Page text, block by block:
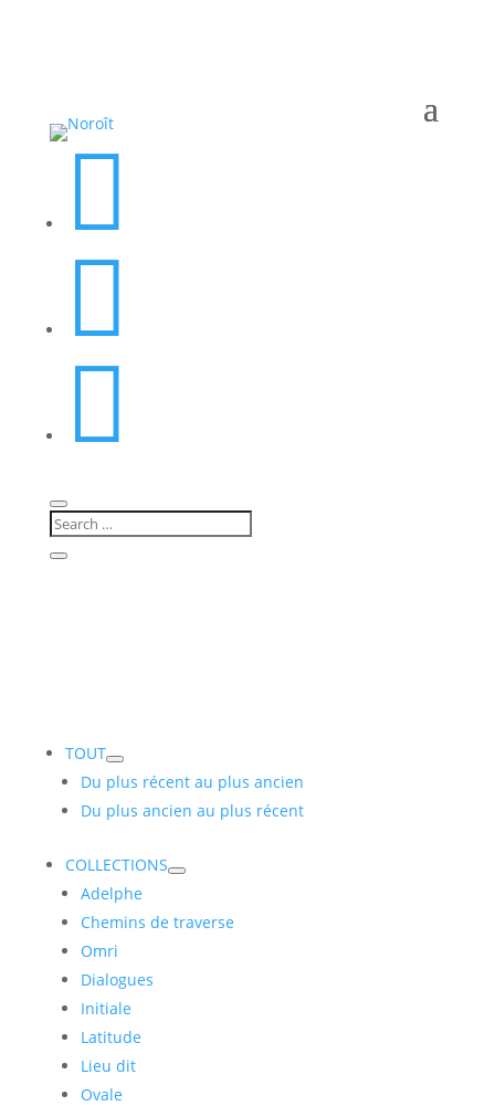



TOUT
Du plus récent au plus ancien
Du plus ancien au plus récent
COLLECTIONS
Adelphe
Chemins de traverse
Omri
Dialogues
Initiale
Latitude
Lieu dit
Ovale